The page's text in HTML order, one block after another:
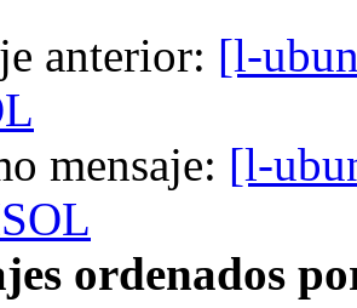
anterior: [l-
mensaje: [l-
ordenados